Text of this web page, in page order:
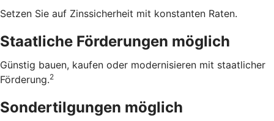
Setzen Sie auf Zinssicherheit mit konstanten Raten.
Staatliche Förderungen möglich
Günstig bauen, kaufen oder modernisieren mit staatlicher
Förderung.2
Sondertilgungen möglich